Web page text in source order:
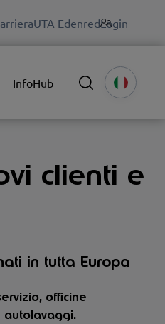
UTA EdenredLogin
InfoHub
clienti e
in tutta Europa
officine
autolavaggi.